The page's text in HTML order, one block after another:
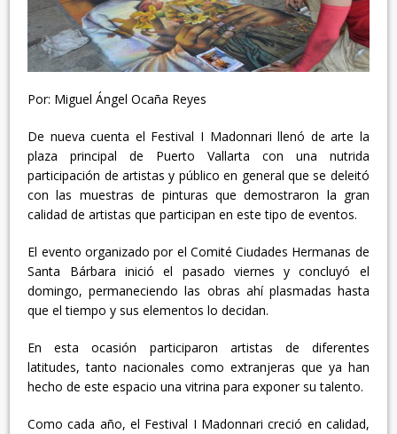
Por: Miguel Ángel Ocaña Reyes
De nueva cuenta el Festival I Madonnari llenó de arte la
plaza principal de Puerto Vallarta con una nutrida
participación de artistas y público en general que se deleitó
con las muestras de pinturas que demostraron la gran
calidad de artistas que participan en este tipo de eventos.
El evento organizado por el Comité Ciudades Hermanas de
Santa Bárbara inició el pasado viernes y concluyó el
domingo, permaneciendo las obras ahí plasmadas hasta
que el tiempo y sus elementos lo decidan.
En esta ocasión participaron artistas de diferentes
latitudes, tanto nacionales como extranjeras que ya han
hecho de este espacio una vitrina para exponer su talento.
Como cada año, el Festival I Madonnari creció en calidad,